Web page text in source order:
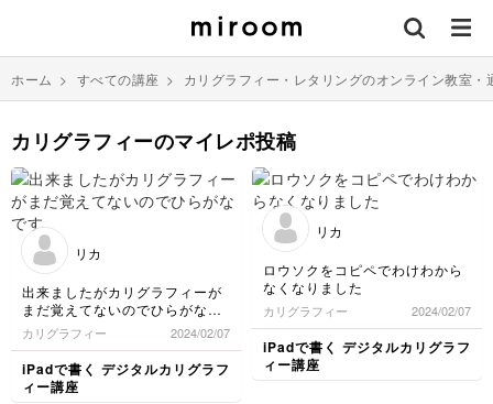
ホーム > すべての講座 > カリグラフィー・レタリングのオンライン教室・
カリグラフィーのマイレポ投稿
リカ
出来ましたがカリグラフィーが
まだ覚えてないのでひらがなで
す
カリグラフィー 2024/02/07
iPadで書く デジタルカリグラフ
ィー講座
リカ
ロウソクをコピペでわけわから
なくなりました
カリグラフィー 2024/02/07
iPadで書く デジタルカリグラフ
ィー講座